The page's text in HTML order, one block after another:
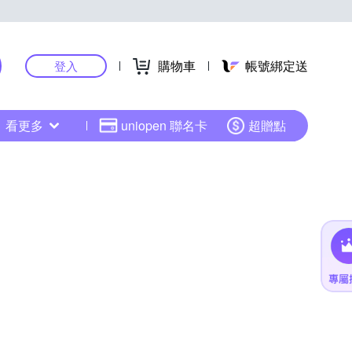
登入 購物車 帳號綁定送
看更多 uniopen 聯名卡 超贈點